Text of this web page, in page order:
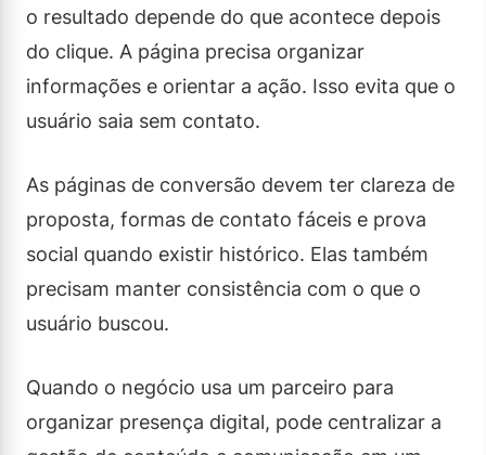
o resultado depende do que acontece depois
do clique. A página precisa organizar
informações e orientar a ação. Isso evita que o
usuário saia sem contato.
As páginas de conversão devem ter clareza de
proposta, formas de contato fáceis e prova
social quando existir histórico. Elas também
precisam manter consistência com o que o
usuário buscou.
Quando o negócio usa um parceiro para
organizar presença digital, pode centralizar a